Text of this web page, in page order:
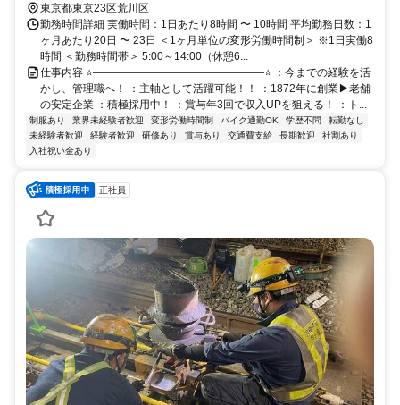
東京都東京23区荒川区
勤務時間詳細 実働時間：1日あたり8時間 〜 10時間 平均勤務日数：1
ヶ月あたり20日 〜 23日 ＜1ヶ月単位の変形労働時間制＞ ※1日実働8
時間 ＜勤務時間帯＞ 5:00～14:00（休憩6...
仕事内容 ⭐――――――――――――――――⭐ ：今までの経験を活
かし、管理職へ！ ：主軸として活躍可能！！ ：1872年に創業▶老舗
の安定企業 ：積極採用中！ ：賞与年3回で収入UPを狙える！ ：ト...
制服あり 業界未経験者歓迎 変形労働時間制 バイク通勤OK 学歴不問
転勤なし
未経験者歓迎
経験者歓迎 研修あり 賞与あり 交通費支給 長期歓迎
社割あり
入社祝い金あり
正社員